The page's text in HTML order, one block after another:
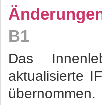
B1
Das
aktualisierte
übernommen.